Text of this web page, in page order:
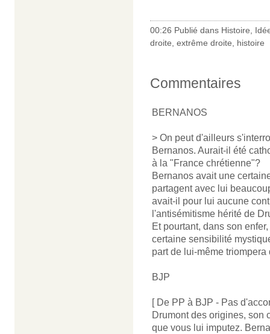
00:26 Publié dans Histoire
droite extrême droite histoire
Commentaires
BERNANOS
> On peut d'ailleurs
Bernanos. Aurait-il été
à la "France chrétienne"?
Bernanos avait une
partagent avec lui
avait-il pour lui aucune
l'antisémitisme hérité de
Et pourtant, dans son
certaine sensibilité
part de lui-même
BJP
[ De PP à BJP - Pas
Drumont des origines, son
que vous lui imputez.